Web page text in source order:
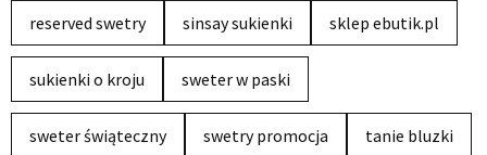
reserved swetry sinsay sukienki sklep ebutik.pl
sukienki o kroju sweter w paski
sweter świąteczny swetry promocja tanie bluzki